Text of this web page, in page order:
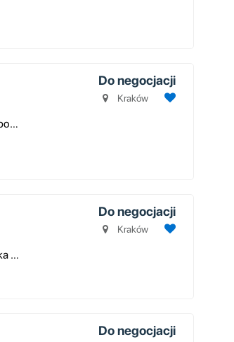
Praca samodzielna w terenie dlatego kandydatka/kandydat powinien wykazyw...
Do negocjacji
Kraków
Krótko o nas Jesteśmy Partnerem Biznesowym Orange Polska S.A. pod nazwą...
Do negocjacji
Kraków
Do negocjacji